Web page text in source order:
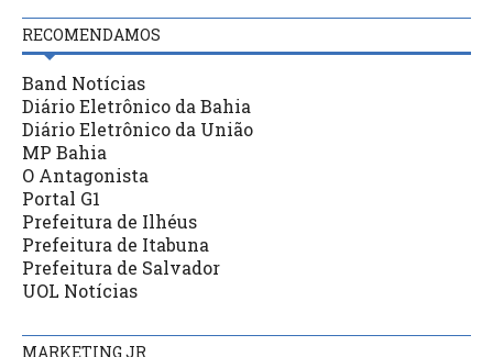
RECOMENDAMOS
Band Notícias
Diário Eletrônico da Bahia
Diário Eletrônico da União
MP Bahia
O Antagonista
Portal G1
Prefeitura de Ilhéus
Prefeitura de Itabuna
Prefeitura de Salvador
UOL Notícias
MARKETING JR